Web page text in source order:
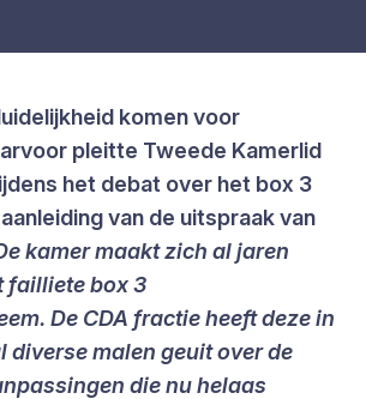
komen voor
pleitte Tweede Kamerlid
het debat over het box 3
van de uitspraak van
kamer maakt zich al jaren
failliete box 3
De CDA fractie heeft deze in
diverse malen geuit over de
die nu helaas